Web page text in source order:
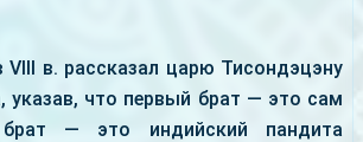
в. рассказал царю Тисондэцэну
указав, что первый брат — это сам
— это индийский пандита